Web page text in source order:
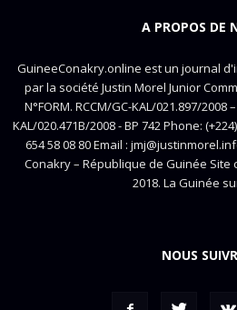
A PROPOS DE
GuineeConakry.online est un journal
par la société Justin Morel Junior
N°FORM. RCCM/GC-KAL/021.897/2008
KAL/020.471B/2008 - BP 742 Phone:
654 58 08 80 Email :
Conakry – République de Guinée
2018. La Guinée
NOUS